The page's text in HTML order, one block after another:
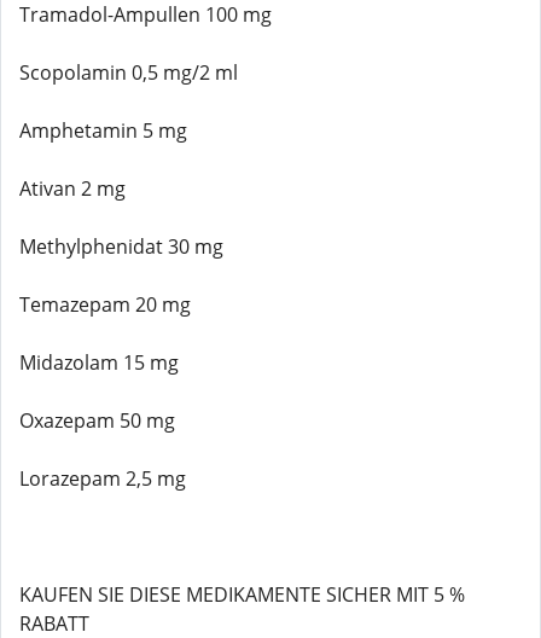
Tramadol-Ampullen 100 mg
Scopolamin 0,5 mg/2 ml
Amphetamin 5 mg
Ativan 2 mg
Methylphenidat 30 mg
Temazepam 20 mg
Midazolam 15 mg
Oxazepam 50 mg
Lorazepam 2,5 mg
KAUFEN SIE DIESE MEDIKAMENTE SICHER MIT 5 %
RABATT